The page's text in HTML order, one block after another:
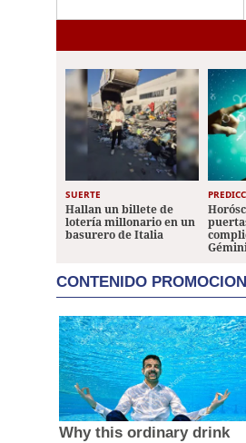
SUERTE
Hallan un billete de
lotería millonario en un
basurero de Italia
CONTENIDO
Why this ordinary drink